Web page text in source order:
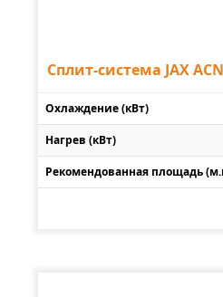
Сплит-система JAX
Охлаждение (кВт)
Нагрев (кВт)
Рекомендованная площадь